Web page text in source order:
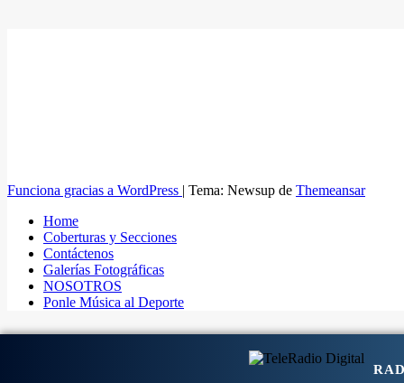
Funciona gracias a WordPress | Tema: Newsup de Themeansar
Home
Coberturas y Secciones
Contáctenos
Galerías Fotográficas
NOSOTROS
Ponle Música al Deporte